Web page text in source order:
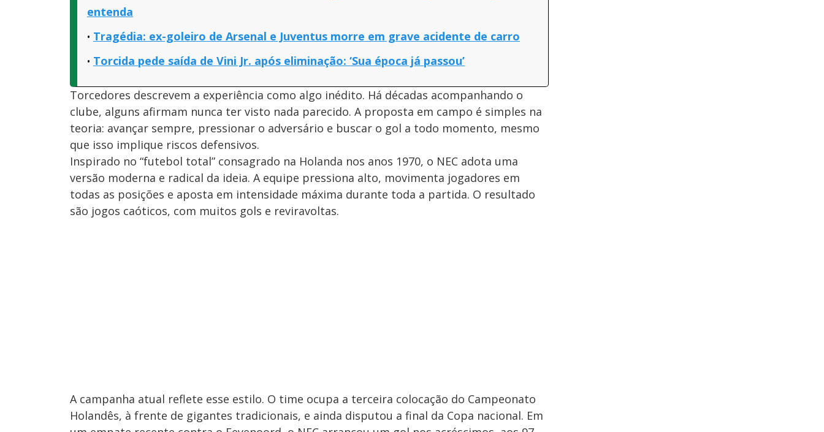
entenda
Tragédia: ex-goleiro de Arsenal e Juventus morre em grave acidente de carro
Torcida pede saída de Vini Jr. após eliminação: ‘Sua época já passou’
Torcedores descrevem a experiência como algo inédito. Há décadas acompanhando o
clube, alguns afirmam nunca ter visto nada parecido. A proposta em campo é simples na
teoria: avançar sempre, pressionar o adversário e buscar o gol a todo momento, mesmo
que isso implique riscos defensivos.
Inspirado no “futebol total” consagrado na Holanda nos anos 1970, o NEC adota uma
versão moderna e radical da ideia. A equipe pressiona alto, movimenta jogadores em
todas as posições e aposta em intensidade máxima durante toda a partida. O resultado
são jogos caóticos, com muitos gols e reviravoltas.
A campanha atual reflete esse estilo. O time ocupa a terceira colocação do Campeonato
Holandês, à frente de gigantes tradicionais, e ainda disputou a final da Copa nacional. Em